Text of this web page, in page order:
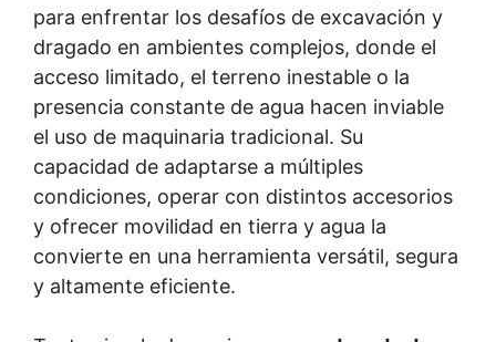
para enfrentar los desafíos de excavación y
dragado en ambientes complejos, donde el
acceso limitado, el terreno inestable o la
presencia constante de agua hacen inviable
el uso de maquinaria tradicional. Su
capacidad de adaptarse a múltiples
condiciones, operar con distintos accesorios
y ofrecer movilidad en tierra y agua la
convierte en una herramienta versátil, segura
y altamente eficiente.